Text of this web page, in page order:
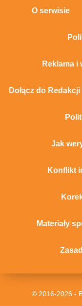
O serwisie
Reklama i
Dołącz do Redakcji
Jak
Konflikt
Materiały
© 2016-2026 -